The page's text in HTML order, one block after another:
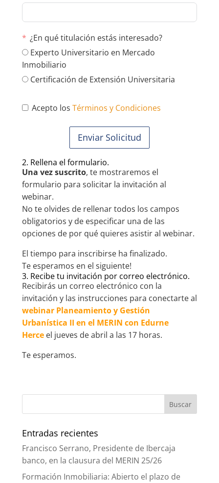
¿En qué titulación estás interesado?
Experto Universitario en Mercado
Inmobiliario
Certificación de Extensión Universitaria
Acepto los Términos y Condiciones
Enviar Solicitud
2. Rellena el formulario.
Una vez suscrito, te mostraremos el
formulario para solicitar la invitación al
webinar.
No te olvides de rellenar todos los campos
obligatorios y de especificar una de las
opciones de por qué quieres asistir al webinar.
El tiempo para inscribirse ha finalizado.
Te esperamos en el siguiente!
3. Recibe tu invitación por correo electrónico.
Recibirás un correo electrónico con la
invitación y las instrucciones para conectarte al
webinar Planeamiento y Gestión
Urbanística II en el MERIN con Edurne
Herceel jueves de abril a las 17 horas.
Te esperamos.
Entradas recientes
Francisco Serrano, Presidente de Ibercaja
banco, en la clausura del MERIN 25/26
Formación Inmobiliaria: Abierto el plazo de